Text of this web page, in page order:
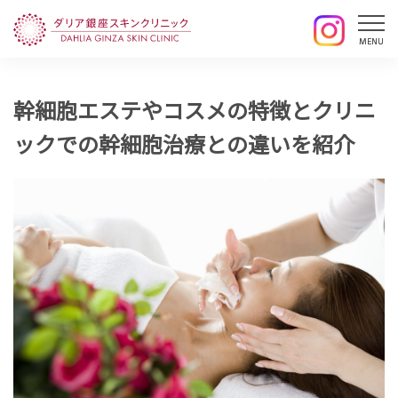
幹細胞エステやコスメの特徴とクリニ
ックでの幹細胞治療との違いを紹介